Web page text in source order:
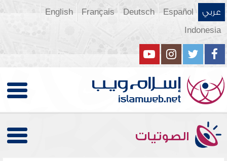
عربي Español
Deutsch
Français
English
Indonesia
الصوتيات